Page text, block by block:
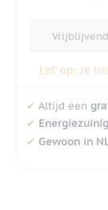
Let op: Je
✔ Altijd een
✔
✔ Gewoon in